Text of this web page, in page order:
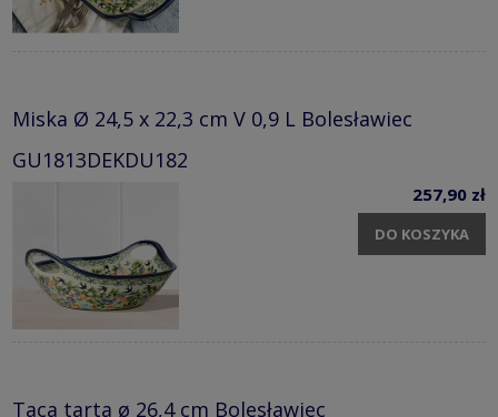
Miska Ø 24,5 x 22,3 cm V 0,9 L Bolesławiec
GU1813DEKDU182
257,90 zł
DO KOSZYKA
Taca tarta ø 26,4 cm Bolesławiec